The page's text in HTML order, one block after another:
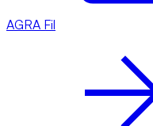
AGRA Fil